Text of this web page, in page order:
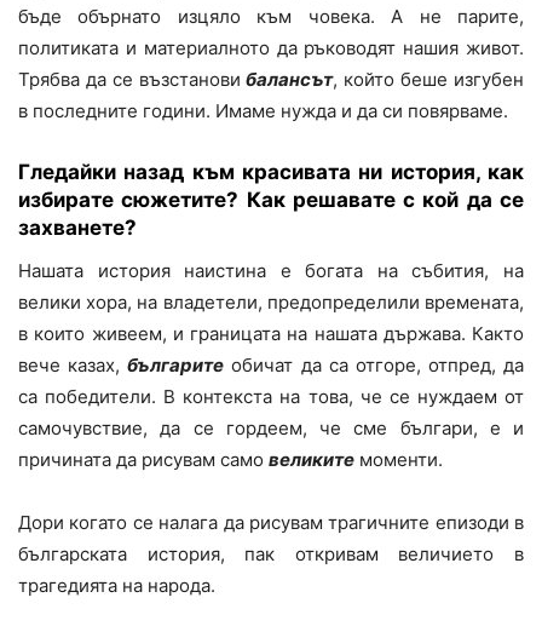
бъде обърнато изцяло към човека. А не парите,
политиката и материалното да ръководят нашия живот.
Трябва да се възстановибалансът, който беше изгубен
в последните години. Имаме нужда и да си повярваме.
Гледайки назад към красивата ни история, как
избирате сюжетите? Как решавате с кой да се
захванете?
Нашата история наистина е богата на събития, на
велики хора, на владетели, предопределили времената,
в които живеем, и границата на нашата държава. Както
вече казах,българите обичат да са отгоре, отпред, да
са победители. В контекста на това, че се нуждаем от
самочувствие, да се гордеем, че сме българи, е и
причината да рисувам само великите моменти.
Дори когато се налага да рисувам трагичните епизоди в
българската история, пак откривам величието в
трагедията на народа.